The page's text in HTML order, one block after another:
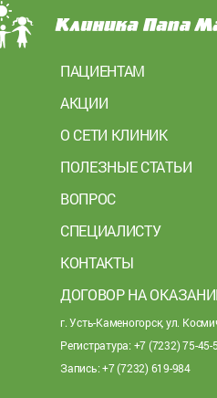
ПАЦИЕНТАМ
АКЦИИ
О СЕТИ КЛИНИК
ПОЛЕЗНЫЕ СТАТЬИ
ВОПРОС
СПЕЦИАЛИСТУ
КОНТАКТЫ
ДОГОВОР НА
г. Усть-Каменогорск, ул.
Регистратура: +7 (7232) 75-45-
Запись: +7 (7232) 619-984